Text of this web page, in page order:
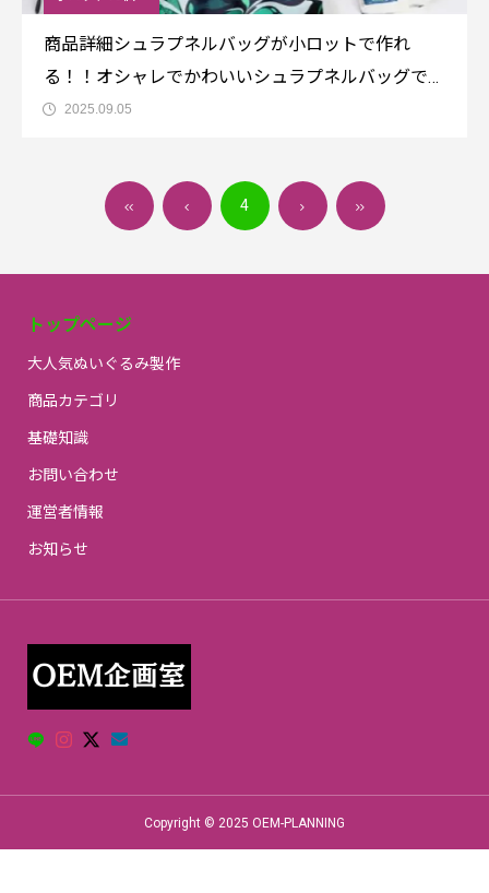
商品詳細シュラプネルバッグが小ロットで作れ
る！！オシャレでかわいいシュラプネルバッグで
す。開閉が楽なので、よく使う小物入れに便利。商
法通常価格：1枚1,480円（税
2025.09.05
4
トップページ
大人気ぬいぐるみ製作
商品カテゴリ
基礎知識
お問い合わせ
運営者情報
お知らせ
Copyright © 2025 OEM-PLANNING